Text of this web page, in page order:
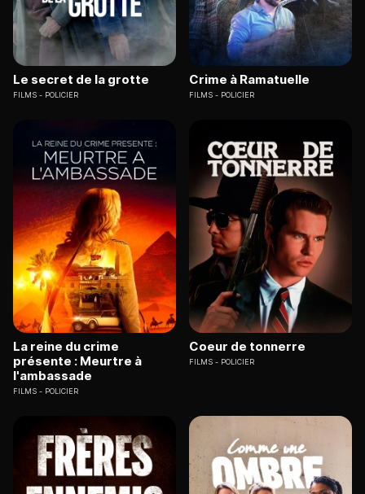
Le secret de la grotte
FILMS POLICIER
Crime à Ramatuelle
FILMS POLICIER
La reine du crime
présente : Meurtre à
l'ambassade
FILMS POLICIER
Coeur de tonnerre
FILMS POLICIER